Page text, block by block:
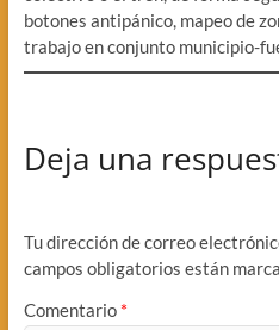
botones antipánico, mapeo de
trabajo en conjunto municipio-
Deja una
Tu dirección de correo
campos obligatorios están
Comentario *